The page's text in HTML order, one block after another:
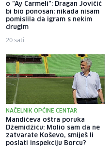
o "Ay Carmeli": Dragan Jovičić
bi bio ponosan; nikada nisam
pomislila da igram s nekim
drugim
20 sati
NAČELNIK OPĆINE CENTAR
Mandićeva oštra poruka
Džemidžiću: Molio sam da ne
zatvarate Koševo, smiješ li
poslati inspekciju Borcu?